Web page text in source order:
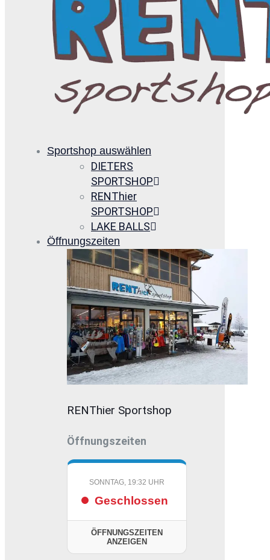
Sportshop auswählen
DIETERS
SPORTSHOP
RENThier
SPORTSHOP
LAKE BALLS
Öffnungszeiten
RENThier Sportshop
Öffnungszeiten
SONNTAG, 19:32 UHR
Geschlossen
ÖFFNUNGSZEITEN
ANZEIGEN